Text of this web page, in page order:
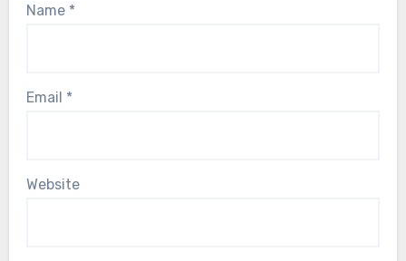
Name *
Email *
Website